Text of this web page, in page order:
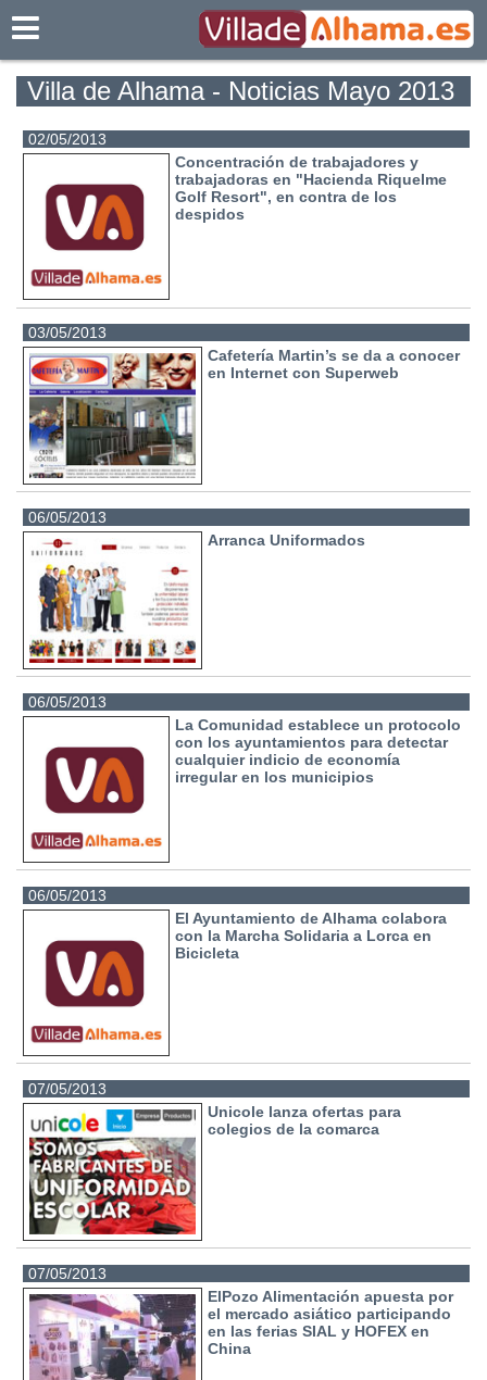
Villa de Alhama - Noticias Mayo 2013
02/05/2013
Concentración de trabajadores y
trabajadoras en "Hacienda Riquelme
Golf Resort", en contra de los
despidos
03/05/2013
Cafetería Martin’s se da a conocer
en Internet con Superweb
06/05/2013
Arranca Uniformados
06/05/2013
La Comunidad establece un protocolo
con los ayuntamientos para detectar
cualquier indicio de economía
irregular en los municipios
06/05/2013
El Ayuntamiento de Alhama colabora
con la Marcha Solidaria a Lorca en
Bicicleta
07/05/2013
Unicole lanza ofertas para
colegios de la comarca
07/05/2013
ElPozo Alimentación apuesta por
el mercado asiático participando
en las ferias SIAL y HOFEX en
China